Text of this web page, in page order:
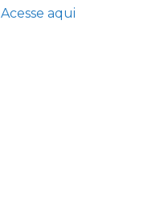
Acesse aqui